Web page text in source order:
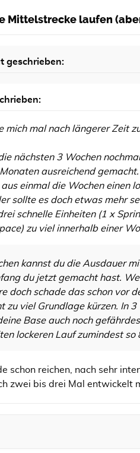
Mittelstrecke laufen
geschrieben:
mich mal nach längerer Zeit
nächsten 3 Wochen
ausreichend gemacht.
aus einmal die Wochen einen
sollte es doch etwas mehr
schnelle Einheiten (1 x
zu viel innerhalb einer
kannst du die Ausdauer
du jetzt gemacht hast.
doch schade das schon vor
zu viel Grundlage kürzen. In
Base auch noch
lockeren Lauf zumindest so
schon reichen, nach sehr
zwei bis drei Mal entwickelt